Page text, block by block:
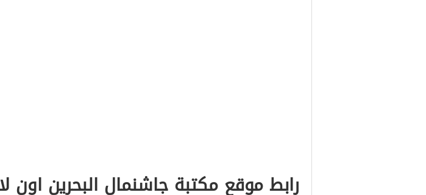
رابط موقع مكتبة جاشنمال البحرين اون